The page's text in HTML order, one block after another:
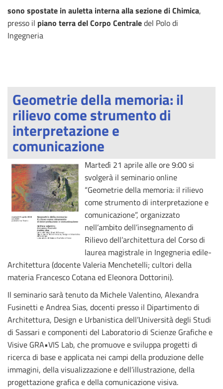
sono spostate in auletta interna alla sezione di Chimica,
presso il piano terra del Corpo Centraledel Polo di
Ingegneria
Geometrie della memoria: il
rilievo come strumento di
interpretazione e
comunicazione
Martedì 21 aprile alle ore 9:00 si
svolgerà il seminario online
“Geometrie della memoria: il rilievo
come strumento di interpretazione e
comunicazione”, organizzato
nell’ambito dell’insegnamento di
Rilievo dell’architettura del Corso di
laurea magistrale in Ingegneria edile-
Architettura (docente Valeria Menchetelli; cultori della
materia Francesco Cotana ed Eleonora Dottorini).
Il seminario sarà tenuto da Michele Valentino, Alexandra
Fusinetti e Andrea Sias, docenti presso il Dipartimento di
Architettura, Design e Urbanistica dell’Università degli Studi
di Sassari e componenti del Laboratorio di Scienze Grafiche e
Visive GRA•VIS Lab, che promuove e sviluppa progetti di
ricerca di base e applicata nei campi della produzione delle
immagini, della visualizzazione e dell’illustrazione, della
progettazione grafica e della comunicazione visiva.